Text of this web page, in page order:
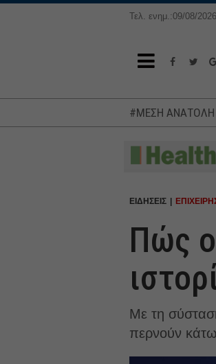
Τελ. ενημ.:09/08/
#ΜΕΣΗ ΑΝΑΤΟΛΗ
ΕΙΔΗΣΕΙΣ
Πώς
Με τη
περνούν κάτω